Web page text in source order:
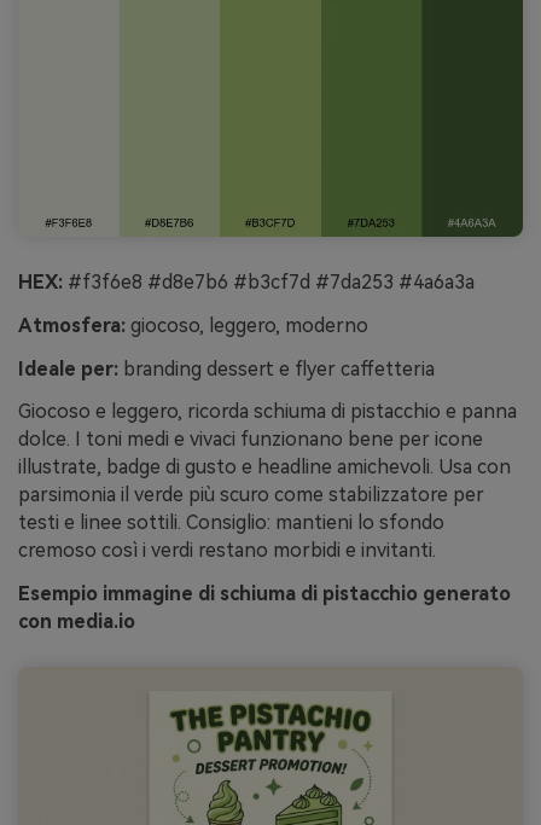
HEX: #f3f6e8 #d8e7b6 #b3cf7d #7da253 #4a6a3a
Atmosfera: giocoso, leggero, moderno
Ideale per: branding dessert e flyer caffetteria
Giocoso e leggero, ricorda schiuma di pistacchio e panna
dolce. I toni medi e vivaci funzionano bene per icone
illustrate, badge di gusto e headline amichevoli. Usa con
parsimonia il verde più scuro come stabilizzatore per
testi e linee sottili. Consiglio: mantieni lo sfondo
cremoso così i verdi restano morbidi e invitanti.
Esempio immagine di schiuma di pistacchio generato
con media.io